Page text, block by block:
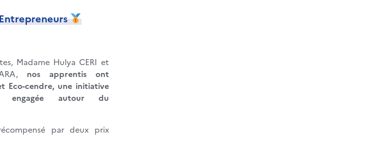
Madame Hulya CERI et
nos apprentis ont
Eco-cendre, une initiative
engagée autour du
par deux prix